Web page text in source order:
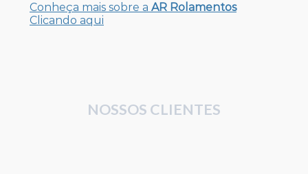
Conheça mais sobre a AR Rolamentos
Clicando aqui
NOSSOS CLIENTES